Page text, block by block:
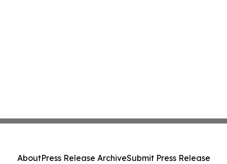
AboutPress Release ArchiveSubmit Press Release